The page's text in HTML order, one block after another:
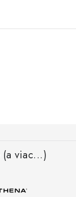
(a viac...)